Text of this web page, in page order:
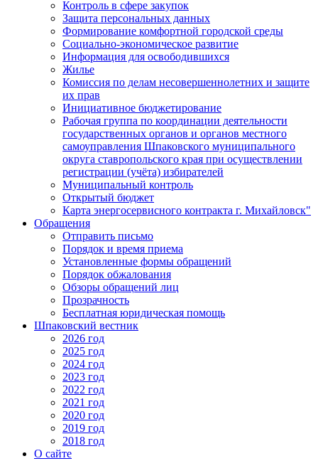
Контроль в сфере закупок
Защита персональных данных
Формирование комфортной городской среды
Социально-экономическое развитие
Информация для освободившихся
Жилье
Комиссия по делам несовершеннолетних и защите
их прав
Инициативное бюджетирование
Рабочая группа по координации деятельности
государственных органов и органов местного
самоуправления Шпаковского муниципального
округа ставропольского края при осуществлении
регистрации (учёта) избирателей
Муниципальный контроль
Открытый бюджет
Карта энергосервисного контракта г. Михайловск"
Обращения
Отправить письмо
Порядок и время приема
Установленные формы обращений
Порядок обжалования
Обзоры обращений лиц
Прозрачность
Бесплатная юридическая помощь
Шпаковский вестник
2026 год
2025 год
2024 год
2023 год
2022 год
2021 год
2020 год
2019 год
2018 год
О сайте